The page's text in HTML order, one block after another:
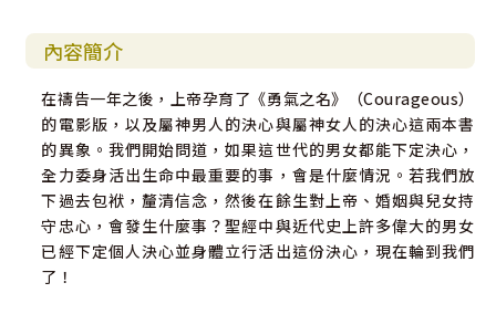
內容簡介
在禱告一年之後，上帝孕育了《勇氣之名》（Courageous）
的電影版，以及屬神男人的決心與屬神女人的決心這兩本書
的異象。我們開始問道，如果這世代的男女都能下定決心，
全力委身活出生命中最重要的事，會是什麼情況。若我們放
下過去包袱，釐清信念，然後在餘生對上帝、婚姻與兒女持
守忠心，會發生什麼事？聖經中與近代史上許多偉大的男女
已經下定個人決心並身體立行活出這份決心，現在輪到我們
了！